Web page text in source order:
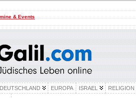
& Events
DEUTSCHLAND EUROPA ISRAEL RELIGION